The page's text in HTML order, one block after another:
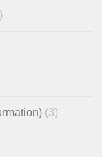
(3)